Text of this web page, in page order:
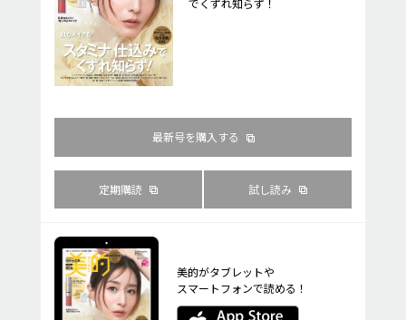
最新号を購入する
定期購読 試し読み
美的がタブレットや
スマートフォンで読める！